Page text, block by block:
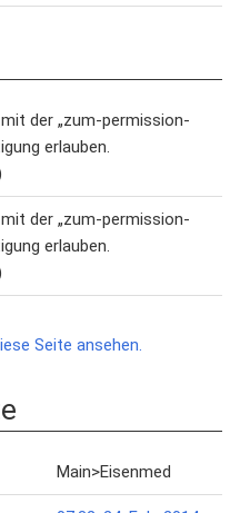
der „zum-permission-
erlauben.
der „zum-permission-
erlauben.
Seite ansehen.
Main>Eisenmed